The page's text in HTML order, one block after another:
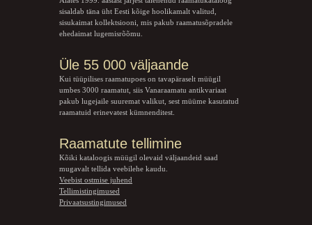
sisaldab täna üht Eesti kõige hoolikamalt valitud,
sisukaimat kollektsiooni, mis pakub raamatusõpradele
ehedaimat lugemisrõõmu.
Üle 55 000 väljaande
Kui tüüpilises raamatupoes on tavapäraselt müügil
umbes 3000 raamatut, siis Vanaraamatu antikvariaat
pakub lugejaile suuremat valikut, sest müüme kasutatud
raamatuid erinevatest kümnenditest.
Raamatute tellimine
Kõiki kataloogis müügil olevaid väljaandeid saad
mugavalt tellida veebilehe kaudu.
Veebist ostmise juhend
Tellimistingimused
Privaatsustingimused